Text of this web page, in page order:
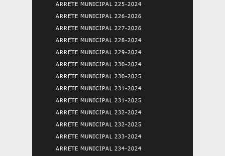
ARRETE MUNICIPAL 225-2024
ARRETE MUNICIPAL 226-2026
ARRETE MUNICIPAL 227-2026
ARRETE MUNICIPAL 228-2024
ARRETE MUNICIPAL 229-2024
ARRETE MUNICIPAL 230-2024
ARRETE MUNICIPAL 230-2025
ARRETE MUNICIPAL 231-2024
ARRETE MUNICIPAL 231-2025
ARRETE MUNICIPAL 232-2024
ARRETE MUNICIPAL 232-2025
ARRETE MUNICIPAL 233-2024
ARRETE MUNICIPAL 234-2024